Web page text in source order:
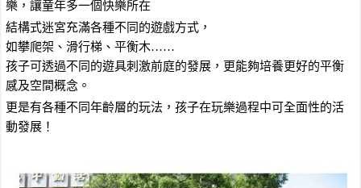
樂，讓童年多一個快樂所在
結構式迷宮充滿各種不同的遊戲方式，
如攀爬架、滑行梯、平衡木……
孩子可透過不同的遊具刺激前庭的發展，更能夠培養更好的平衡
感及空間概念。
更是有各種不同年齡層的玩法，孩子在玩樂過程中可全面性的活
動發展！